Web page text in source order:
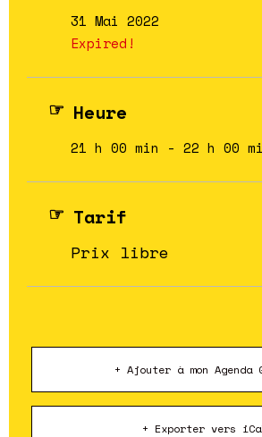
31 Mai 2022
Expired!
Heure
21 h 00 min - 22 h 00
Tarif
Prix libre
+ Ajouter à mon Agenda
+ Exporter vers